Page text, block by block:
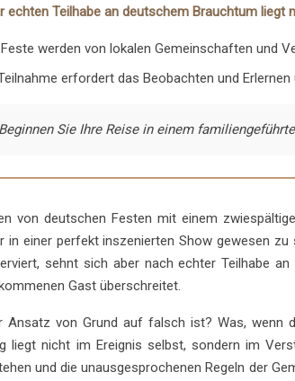
echten Teilhabe an deutschem Brauchtum
werden von lokalen Gemeinschaften und
erfordert das Beobachten und
Sie Ihre Reise in einem
von deutschen Festen mit einem
in einer perfekt inszenierten Show gewesen
sehnt sich aber nach echter Teilhabe
Gast überschreitet.
Ansatz von Grund auf falsch ist? Was, wenn
liegt nicht im Ereignis selbst, sondern im
und die unausgesprochenen Regeln der